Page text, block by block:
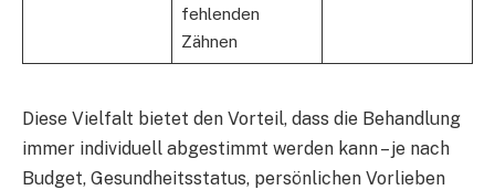
fehlenden
Zähnen
Diese Vielfalt bietet den Vorteil, dass die Behandlung
immer individuell abgestimmt werden kann – je nach
Budget, Gesundheitsstatus, persönlichen Vorlieben